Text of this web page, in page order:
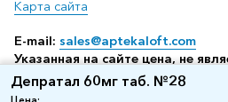
Депратал 60мг таб. №28
Карта сайта
E-mail: sales@aptekaloft.com
Указанная на сайте цена, не
офертой, а всего лишь
посредством бронирования в